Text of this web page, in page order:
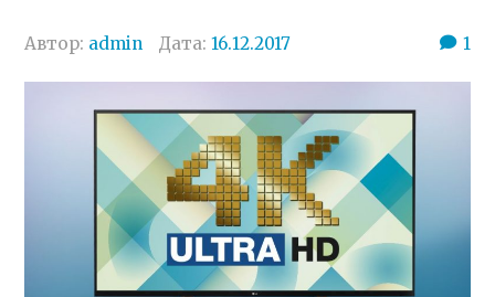
Автор: admin Дата:16.12.2017 1